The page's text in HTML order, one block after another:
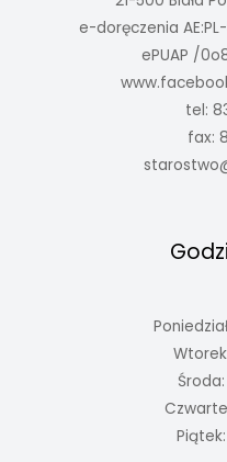
e-doręczenia
ePUAP /
tel:
fax: